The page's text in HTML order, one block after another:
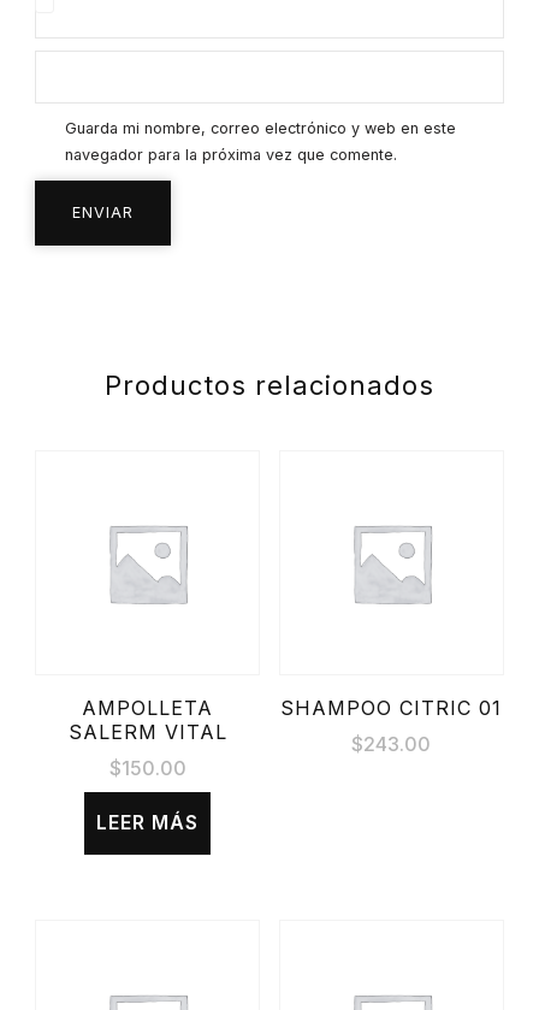
Guarda mi nombre, correo electrónico y web en este
navegador para la próxima vez que comente.
Productos relacionados
AMPOLLETA
SALERM VITAL
$150.00
LEER MÁS
SHAMPOO CITRIC 01
$243.00